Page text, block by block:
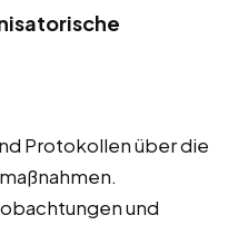
Protokollen über die
und